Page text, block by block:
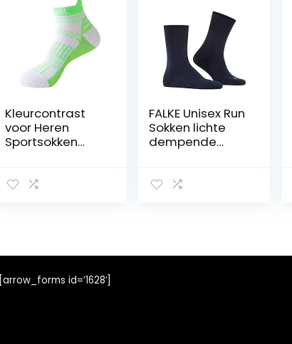
Kleurcontrast
voor Heren
Sportsokken
Sokken Zweet
FALKE Unisex Run
Sokken lichte
dempende
elke dag voor
katoen
[arrow_forms id=’1628′]